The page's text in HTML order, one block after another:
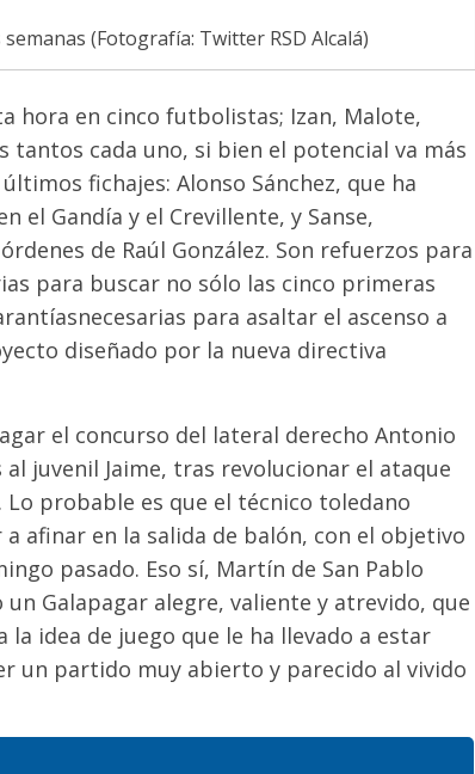
(Fotografía: Twitter RSD Alcalá)
hora en cinco futbolistas; Izan, Malote,
tantos cada uno, si bien el potencial va más
fichajes: Alonso Sánchez, que ha
el Gandía y el Crevillente, y Sanse,
de Raúl González. Son refuerzos para
para buscar no sólo las cinco primeras
necesarias para asaltar el ascenso a
diseñado por la nueva directiva
el concurso del lateral derecho Antonio
juvenil Jaime, tras revolucionar el ataque
. Lo probable es que el técnico toledano
a afinar en la salida de balón, con el objetivo
pasado. Eso sí, Martín de San Pablo
un Galapagar alegre, valiente y atrevido, que
idea de juego que le ha llevado a estar
un partido muy abierto y parecido al vivido